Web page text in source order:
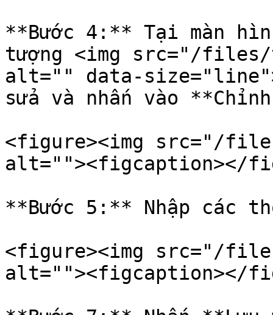
**Bước 4:** Tại màn
tượng <img src="/files/
alt="" data-
sửa và nhấn vào
<figure><img src="/
alt=""><figcaption></
**Bước 5:** Nhập các
<figure><img src="/
alt=""><figcaption></